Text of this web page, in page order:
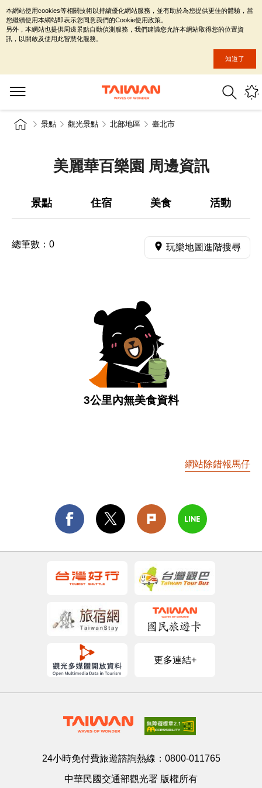
景點 觀光景點 北部地區 臺北市
美麗華百樂園 周邊資訊
景點 住宿 美食 活動
總筆數： 0 玩樂地圖進階搜尋
3公里內無美食資料
網站除錯報馬仔
更多連結+
24小時免付費旅遊諮詢熱線： 0800-011765
中華民國交通部觀光署 版權所有
本網站使用cookies等相關技術以持續優化網站服務，並有助於為您提供更佳的體驗，當
您繼續使用本網站即表示您同意我們的Cookie使用政策。
另外，本網站也提供周邊景點自動偵測服務，我們建議您允許本網站取得您的位置資
訊，以開啟及使用此智慧化服務。
知道了